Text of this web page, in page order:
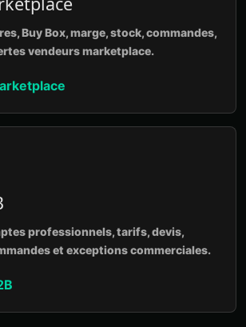
Buy Box, marge, stock, commandes,
vendeurs marketplace.
professionnels, tarifs, devis,
et exceptions commerciales.